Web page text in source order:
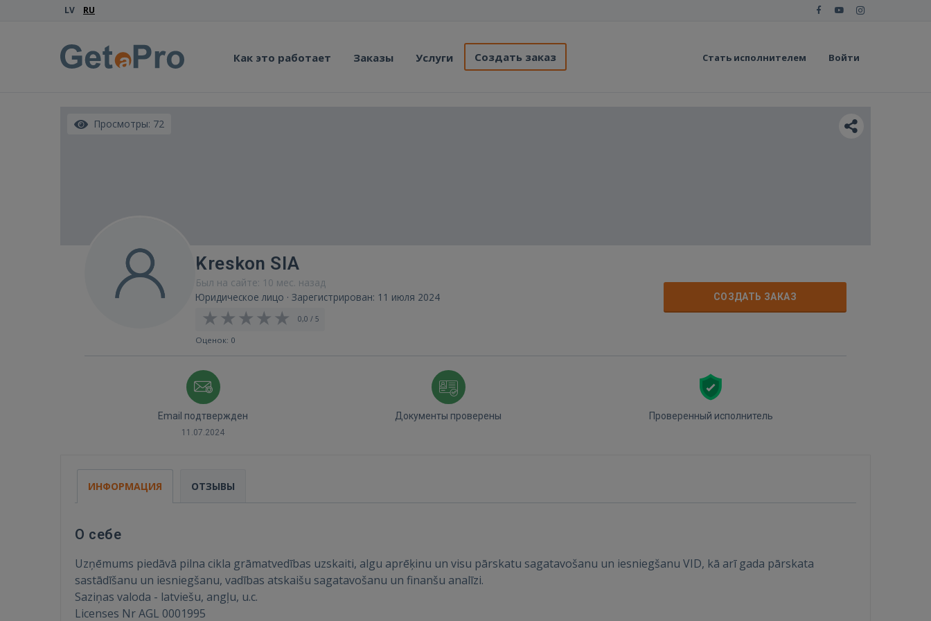
LV RU
Как это работает Заказы Услуги Создать заказ Стать исполнителем Войти
ВОЙТИ
Забыли пароль?
Просмотры: 72
Kreskon SIA
Был на сайте: 10 мес. назад
Юридическое лицо · Зарегистрирован: 11 июля 2024
0,0 / 5
Оценок: 0
СОЗДАТЬ ЗАКАЗ
Email подтвержден
11.07.2024
Документы проверены Проверенный исполнитель
ИНФОРМАЦИЯ ОТЗЫВЫ
О себе
Uzņēmums piedāvā pilna cikla grāmatvedības uzskaiti, algu aprēķinu un visu pārskatu sagatavošanu un iesniegšanu VID, kā arī gada pārskata
sastādīšanu un iesniegšanu, vadības atskaišu sagatavošanu un finanšu analīzi.
Saziņas valoda - latviešu, angļu, u.c.
Licenses Nr AGL 0001995